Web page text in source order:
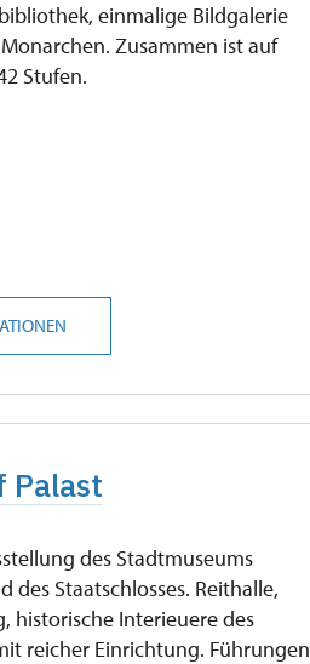
einmalige Bildgalerie
Zusammen ist auf
Stufen.
Palast
des Stadtmuseums
des Staatschlosses. Reithalle,
historische Interieuere des
reicher Einrichtung. Führungen